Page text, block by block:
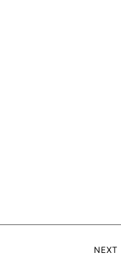
NEXT